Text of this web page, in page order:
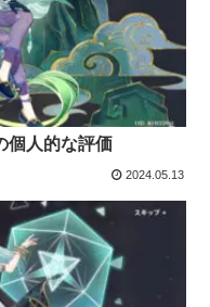
個人的な評価
2024.05.13